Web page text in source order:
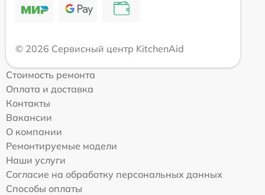
© 2026 Сервисный центр KitchenAid
Стоимость ремонта
Оплата и доставка
Контакты
Вакансии
О компании
Ремонтируемые модели
Наши услуги
Согласие на обработку персональных данных
Способы оплаты